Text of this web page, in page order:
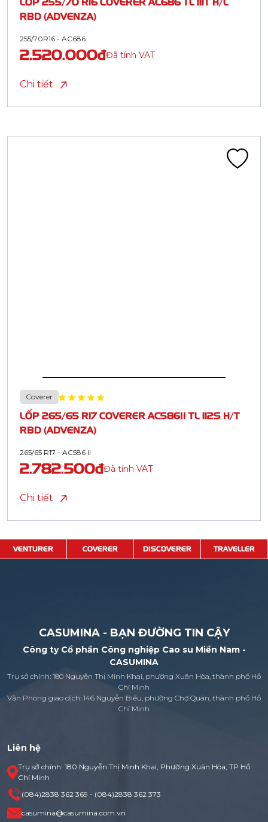
RBD (ADVENZA)
255/70R16 - AC686
2.520.000đĐã tính VAT
Chi tiết
Coverer
LỐP 265/65 R17 COVERER AC586II TL 112S H/T
RBD (ADVENZA)
265/65 R17 - AC586 II
2.782.500đĐã tính VAT
Chi tiết
VENTURER COVERER DISCOVERER TRAVELLER
CASUMINA - BẠN ĐƯỜNG TIN CẬY
Công ty Cổ phần Công nghiệp Cao su Miền Nam -
CASUMINA
Trụ sở chính: 180 Nguyễn Thị Minh Khai, phường Xuân Hòa, thành phố Hồ
Chí Minh
Văn Phòng giao dịch: 146 Nguyễn Biểu, phường Chợ Quán, thành phố Hồ
Chí Minh
Liên hệ
Trụ sở chính: 180 Nguyễn Thị Minh Khai, Phường Xuân Hòa, TP Hồ
Chí Minh
(084)2838 362 369 - (084)2838 362 373
casumina@casumina.com.vn